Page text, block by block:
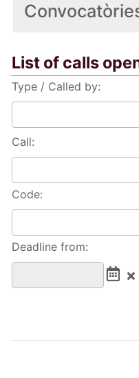
List of calls
Type / Called by:
Call:
Code:
Deadline from: